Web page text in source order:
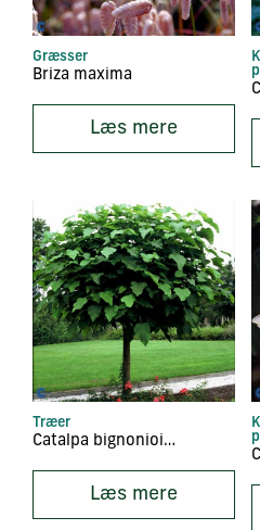
Græsser
Briza maxima
Læs mere
Træer
Catalpa bignonioides ‘Nana’
Læs mere